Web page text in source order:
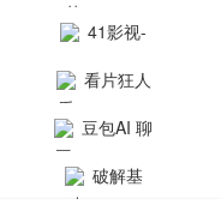
画-官网
动漫综合
41影视-
聚合最近好
看的电视剧
最新电影网
站-41影视为
看片狂人
- 高清视频资
源免费在线
观看
豆包AI 聊
天智能对话
网页版入口
破解基